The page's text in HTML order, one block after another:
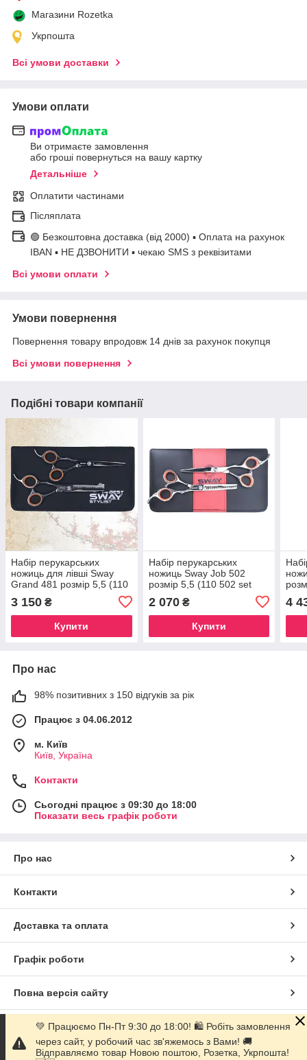
Магазини Rozetka
Укрпошта
Всі умови доставки
Умови оплати
Ви отримаєте замовлення
або гроші повернуться на вашу картку
Детальніше
Оплатити частинами
Післяплата
🟢 Безкоштовна доставка (від 2000) ▪ Оплата на рахунок
IBAN ▪ НЕ ДЗВОНИТИ ▪ чекаю SMS з реквізитами
Всі умови оплати
Умови повернення
Повернення товару впродовж 14 днів за рахунок покупця
Всі умови повернення
Подібні товари компанії
Набір перукарських
ножиць для лівші Sway
Grand 481 розмір 5,5 (110
3 150 ₴
Купити
Набір перукарських
ножиць Sway Job 502
розмір 5,5 (110 502 set
2 070₴
Купити
4
Про нас
98% позитивних з 150 відгуків за рік
Працює з 04.06.2012
м. Київ
Київ, Україна
Контакти
Сьогодні працює з 09:30 до 18:00
Показати весь графік роботи
Про нас
Контакти
Доставка та оплата
Графік роботи
Повна версія сайту
Сайт створено на маркетплейсіProm.ua
💚 Працюємо Пн-Пт 9:30 до 18:00! 🛍 Робіть замовлення
через сайт, у робочий час зв'яжемось з Вами! 🚚
Відправляємо товар Новою поштою, Розетка, Укрпошта!